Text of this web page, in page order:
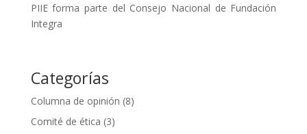
PIIE forma parte del Consejo Nacional de Fundación
Integra
Categorías
Columna de opinión (8)
Comité de ética (3)